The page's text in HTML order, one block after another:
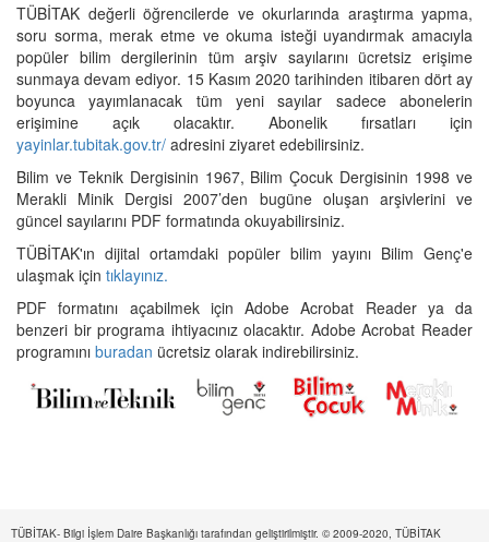
TÜBİTAK değerli öğrencilerde ve okurlarında araştırma yapma,
soru sorma, merak etme ve okuma isteği uyandırmak amacıyla
popüler bilim dergilerinin tüm arşiv sayılarını ücretsiz erişime
sunmaya devam ediyor. 15 Kasım 2020 tarihinden itibaren dört ay
boyunca yayımlanacak tüm yeni sayılar sadece abonelerin
erişimine açık olacaktır. Abonelik fırsatları için
yayinlar.tubitak.gov.tr/ adresini ziyaret edebilirsiniz.
Bilim ve Teknik Dergisinin 1967, Bilim Çocuk Dergisinin 1998 ve
Merakli Minik Dergisi 2007’den bugüne oluşan arşivlerini ve
güncel sayılarını PDF formatında okuyabilirsiniz.
TÜBİTAK'ın dijital ortamdaki popüler bilim yayını Bilim Genç'e
ulaşmak için tıklayınız.
PDF formatını açabilmek için Adobe Acrobat Reader ya da
benzeri bir programa ihtiyacınız olacaktır. Adobe Acrobat Reader
programını buradan ücretsiz olarak indirebilirsiniz.
TÜBİTAK- Bilgi İşlem Daire Başkanlığı tarafından geliştirilmiştir. © 2009-2020, TÜBİTAK